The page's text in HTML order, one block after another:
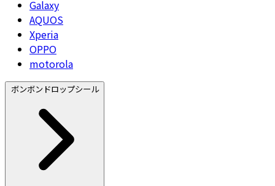
Galaxy
AQUOS
Xperia
OPPO
motorola
ボンボンドロップシール